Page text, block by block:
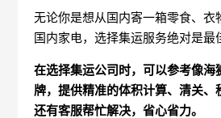
无论你是想从国内寄一箱零食、衣
国内家电，选择集运服务绝对是最
在选择集运公司时，可以参考像海
牌，提供精准的体积计算、清关、
还有客服帮忙解决，省心省力。